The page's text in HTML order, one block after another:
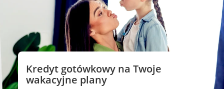
Kredyt gotówkowy na Twoje
wakacyjne plany